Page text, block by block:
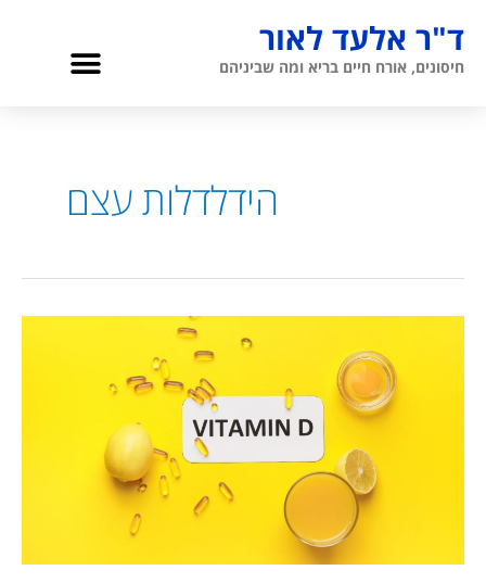
לתוכןד"ר אלעד לאור
חיסונים, אורח חיים בריא ומה שביניהם תפריט
הידלדלות עצם